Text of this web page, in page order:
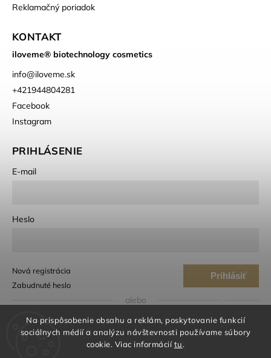
Na prispôsobenie obsahu a reklám, poskytovanie funkcií
sociálnych médií a analýzu návštevnosti používame súbory
cookie. Viac informáciítu.
Reklamačný poriadok
KONTAKT
iloveme® biotechnology cosmetics
info@iloveme.sk
+421944804281
Facebook
Instagram
PRIHLÁSENIE
E-mail
Heslo
Prihlásiť
Nová registrácia
Zabudnuté heslo
alebo
Prihlásiť sa cez Google